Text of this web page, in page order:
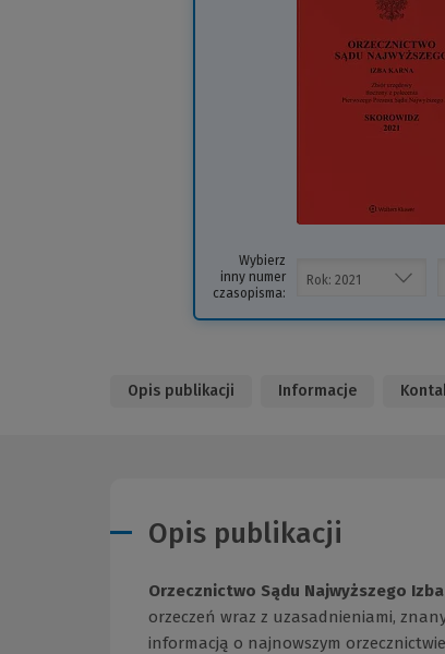
Wybierz
inny numer
czasopisma:
Opis publikacji Informacje
Opis publikacji
Orzecznictwo Sądu Najwyższego
orzeczeń wraz z uzasadnieniami,
informacją o najnowszym